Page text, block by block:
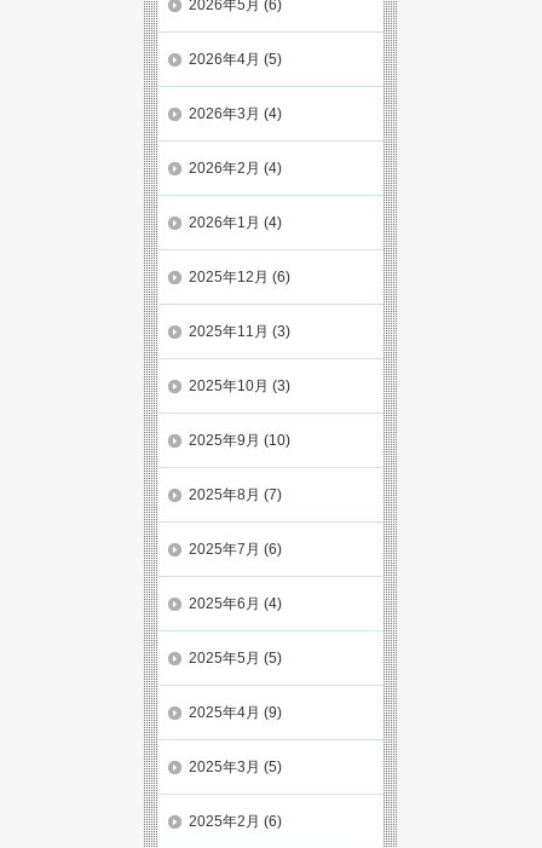
2026年5月 (6)
2026年4月 (5)
2026年3月 (4)
2026年2月 (4)
2026年1月 (4)
2025年12月 (6)
2025年11月 (3)
2025年10月 (3)
2025年9月 (10)
2025年8月 (7)
2025年7月 (6)
2025年6月 (4)
2025年5月 (5)
2025年4月 (9)
2025年3月 (5)
2025年2月 (6)